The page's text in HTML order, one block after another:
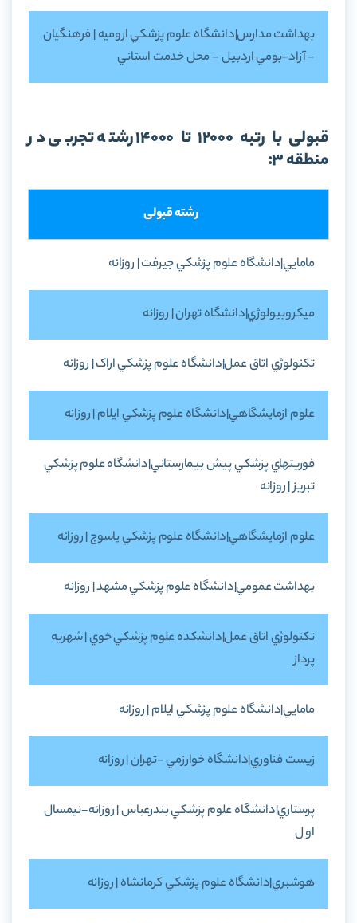
بهداشت مدارس|دانشگاه علوم پزشکي اروميه | فرهنگيان
- آزاد-بومي اردبيل - محل خدمت استاني
قبولی با رتبه 12000 تا 14000 رشته تجربی در
منطقه 3:
رشته قبولی
مامايي|دانشگاه علوم پزشکي جيرفت | روزانه
ميکروبيولوژي|دانشگاه تهران | روزانه
تکنولوژي اتاق عمل|دانشگاه علوم پزشکي اراک | روزانه
علوم ازمايشگاهي|دانشگاه علوم پزشکي ايلام | روزانه
فوريتهاي پزشکي پيش بيمارستاني|دانشگاه علوم پزشکي
تبريز | روزانه
علوم ازمايشگاهي|دانشگاه علوم پزشکي ياسوج | روزانه
بهداشت عمومي|دانشگاه علوم پزشکي مشهد | روزانه
تکنولوژي اتاق عمل|دانشکده علوم پزشکي خوي | شهريه
پرداز
مامايي|دانشگاه علوم پزشکي ايلام | روزانه
زيست فناوري|دانشگاه خوارزمي -تهران | روزانه
پرستاري|دانشگاه علوم پزشکي بندرعباس | روزانه-نيمسال
او ل
هوشبري|دانشگاه علوم پزشکي کرمانشاه | روزانه